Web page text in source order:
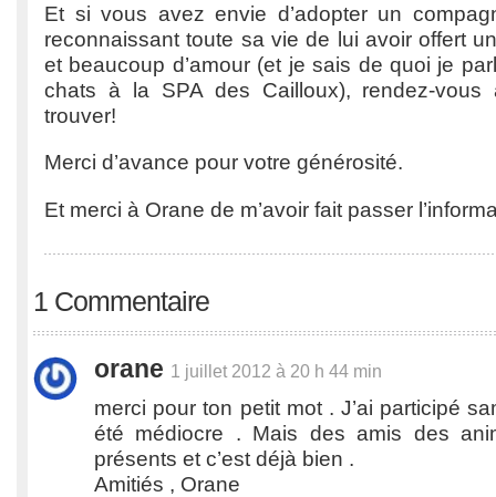
Et si vous avez envie d’adopter un
reconnaissant toute sa vie de lui avoir offert
et beaucoup d’amour (et je sais de quoi je
chats à la SPA des Cailloux), rendez-
trouver!
Merci d’avance pour votre générosité.
Et merci à Orane de m’avoir fait passer
1 Commentaire
orane 1 juillet 2012 à 20 h 44 min
merci pour ton petit mot . J’ai participé
été médiocre . Mais des amis des
présents et c’est déjà bien .
Amitiés , Orane